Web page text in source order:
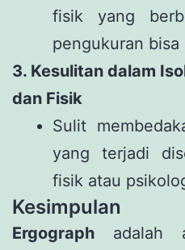
fisik yang
pengukuran bisa
3. Kesulitan dalam
dan Fisik
Sulit
yang terjadi
fisik atau
Kesimpulan
Ergograph adalah